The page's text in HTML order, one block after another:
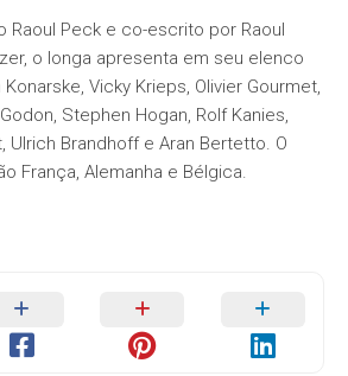
Raoul Peck e co-escrito por Raoul
o longa apresenta em seu elenco
Vicky Krieps, Olivier Gourmet,
Stephen Hogan, Rolf Kanies,
Ulrich Brandhoff e Aran Bertetto. O
França, Alemanha e Bélgica.